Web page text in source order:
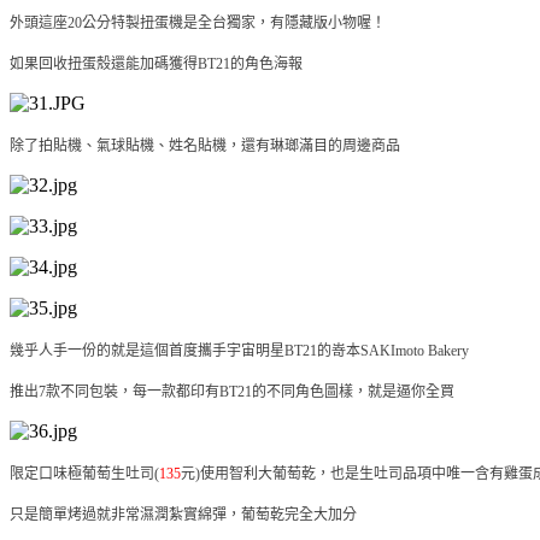
外頭這座20公分特製扭蛋機是全台獨家，有隱藏版小物喔！
如果回收扭蛋殼還能加碼獲得BT21的角色海報
除了拍貼機、氣球貼機、姓名貼機，還有琳瑯滿目的周邊商品
幾乎人手一份的就是這個首度攜手宇宙明星BT21的嵜本SAKImoto Bakery
推出7款不同包裝，每一款都印有BT21的不同角色圖樣，就是逼你全買
限定口味極葡萄生吐司(135元)使用智利大葡萄乾，也是生吐司品項中唯一含有雞蛋
只是簡單烤過就非常濕潤紮實綿彈，葡萄乾完全大加分